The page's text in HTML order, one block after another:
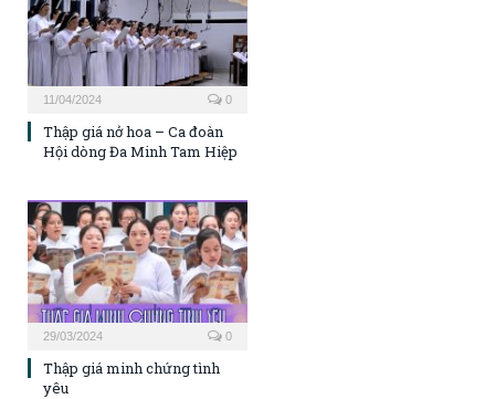
11/04/2024 0
Thập giá nở hoa – Ca đoàn
Hội dòng Đa Minh Tam Hiệp
29/03/2024 0
Thập giá minh chứng tình
yêu